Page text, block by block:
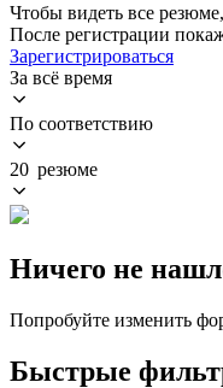
Чтобы видеть все
После регистрации
Зарегистрироваться
За всё время
По соответствию
20 резюме
Ничего не
Попробуйте изменить
Быстрые